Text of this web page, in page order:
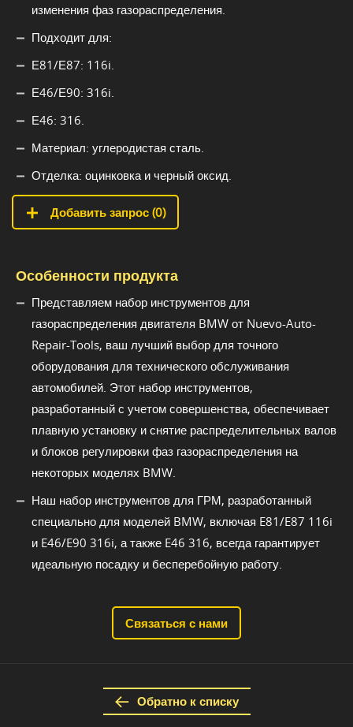
изменения фаз газораспределения.
Подходит для:
Е81/Е87: 116i.
Е46/Е90: 316i.
Е46: 316.
Материал: углеродистая сталь.
Отделка: оцинковка и черный оксид.
Добавить запрос (0)
Особенности продукта
Представляем набор инструментов для
газораспределения двигателя BMW от Nuevo-Auto-
Repair-Tools, ваш лучший выбор для точного
оборудования для технического обслуживания
автомобилей. Этот набор инструментов,
разработанный с учетом совершенства, обеспечивает
плавную установку и снятие распределительных валов
и блоков регулировки фаз газораспределения на
некоторых моделях BMW.
Наш набор инструментов для ГРМ, разработанный
специально для моделей BMW, включая E81/E87 116i
и E46/E90 316i, а также E46 316, всегда гарантирует
идеальную посадку и бесперебойную работу.
Связаться с нами
Обратно к списку